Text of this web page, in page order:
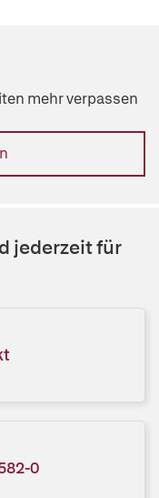
mehr verpassen
jederzeit für
0